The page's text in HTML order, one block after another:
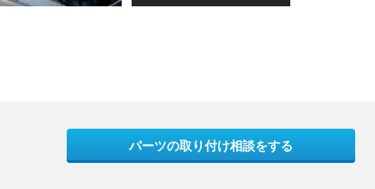
パーツの取り付け相談をする